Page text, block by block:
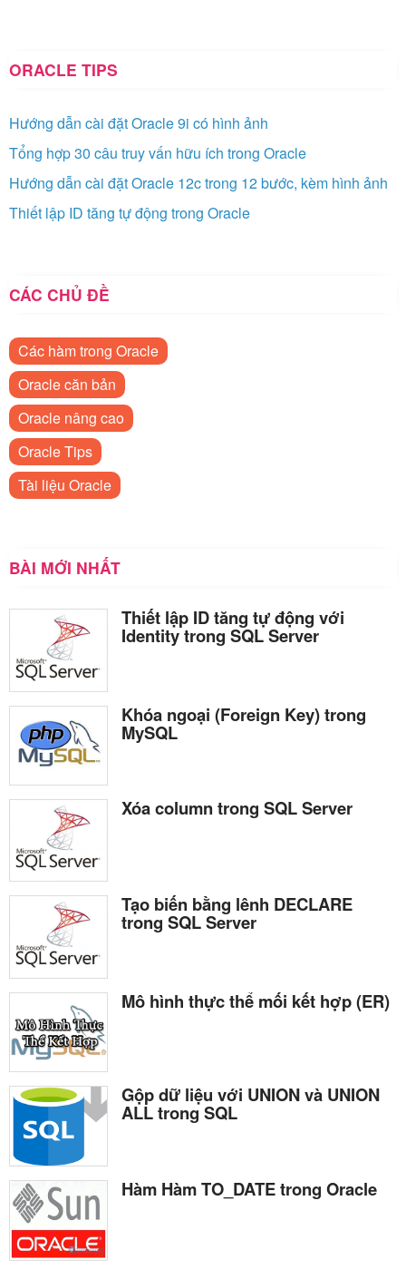
ORACLE TIPS
Hướng dẫn cài đặt Oracle 9i có hình ảnh
Tổng hợp 30 câu truy vấn hữu ích trong Oracle
Hướng dẫn cài đặt Oracle 12c trong 12 bước, kèm hình ảnh
Thiết lập ID tăng tự động trong Oracle
CÁC CHỦ ĐỀ
Các hàm trong Oracle
Oracle căn bản
Oracle nâng cao
Oracle Tips
Tài liệu Oracle
BÀI MỚI NHẤT
Thiết lập ID tăng tự động với
Identity trong SQL Server
Khóa ngoại (Foreign Key) trong
MySQL
Xóa column trong SQL Server
Tạo biến bằng lênh DECLARE
trong SQL Server
Mô hình thực thể mối kết hợp (ER)
Gộp dữ liệu với UNION và UNION
ALL trong SQL
Hàm Hàm TO_DATE trong Oracle